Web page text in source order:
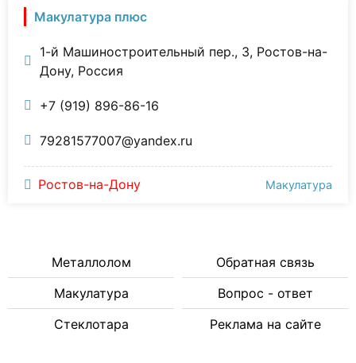
Макулатура плюс
1-й Машиностроительный пер., 3, Ростов-на-
Дону, Россия
+7 (919) 896-86-16
79281577007@yandex.ru
Ростов-на-Дону Макулатура
Металлолом
Макулатура
Стеклотара
Обратная связь
Вопрос - ответ
Реклама на сайте